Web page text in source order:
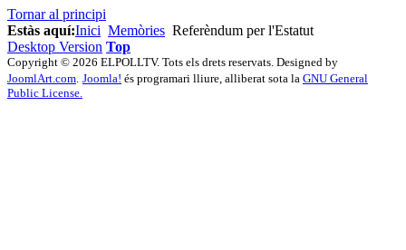
Tornar al principi
Estàs aquí:Inici Memòries Referèndum per l'Estatut
Desktop Version Top
Copyright © 2026 ELPOLLTV. Tots els drets reservats. Designed by
JoomlArt.com. Joomla! és programari lliure, alliberat sota la GNU General
Public License.